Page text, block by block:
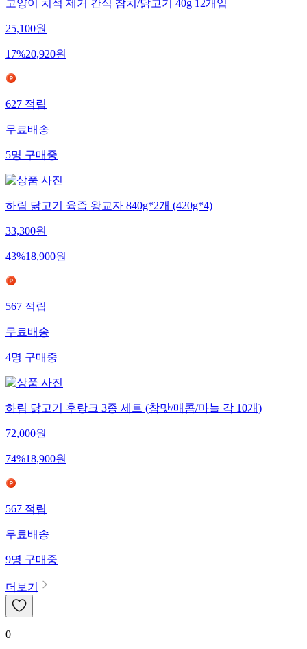
고양이 치석 제거 간식 참치/닭고기 40g 12개입
25,100원
17%20,920원
627적립
무료배송
5명구매중
하림 닭고기 육즙 왕교자 840g*2개 (420g*4)
33,300원
43%18,900원
567적립
무료배송
4명구매중
하림 닭고기 후랑크 3종 세트 (참맛/매콤/마늘 각 10개)
72,000원
74%18,900원
567적립
무료배송
9명구매중
더보기
0